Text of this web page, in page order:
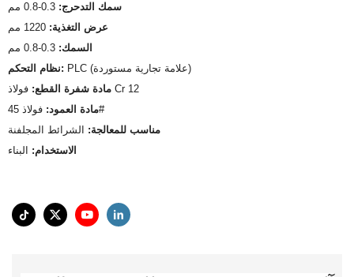
سمك التدحرج:
عرض التغذية:
السمك:
نظام التحكم:
PLC (علامة تجارية مستوردة)
مادة شفرة القطع: فولاذ Cr 12
مادة العمود:فولاذ 45#
مناسب للمعالجة: الشرائط المجلفنة
الاستخدام: البناء